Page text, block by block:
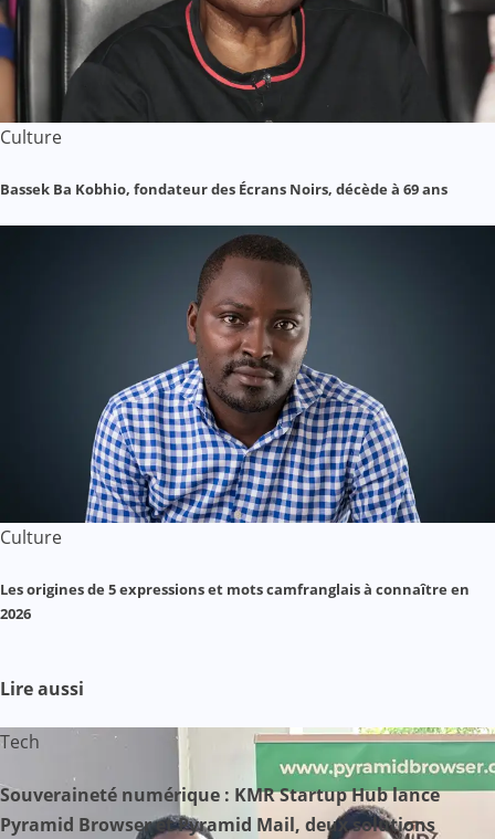
Culture
Bassek Ba Kobhio, fondateur des Écrans Noirs, décède à 69 ans
Culture
Les origines de 5 expressions et mots camfranglais à connaître en
2026
Lire aussi
Tech
Souveraineté numérique : KMR Startup Hub lance
Pyramid Browser et Pyramid Mail, deux solutions